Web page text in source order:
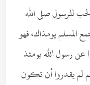
للرسول صلى الله
المسلم يومذاك، فهو
عن رسول الله يومئذ
لم يقدروا أن تكون